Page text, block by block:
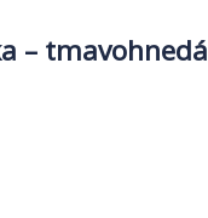
– tmavohnedá